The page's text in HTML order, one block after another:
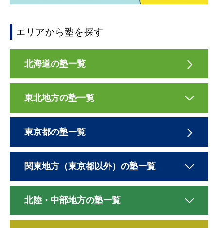
エリアから塾を探す
北海道の塾一覧
東北地方の塾一覧
東京都の塾一覧
関東地方（東京都以外）の塾一覧
北陸・中部地方の塾一覧